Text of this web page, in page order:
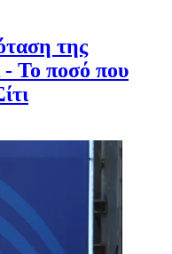
της
- Το ποσό που